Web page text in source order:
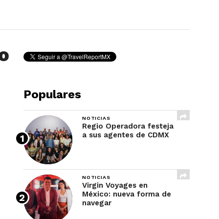
Populares
NOTICIAS
Regio Operadora festeja
a sus agentes de CDMX
NOTICIAS
Virgin Voyages en
México: nueva forma de
navegar